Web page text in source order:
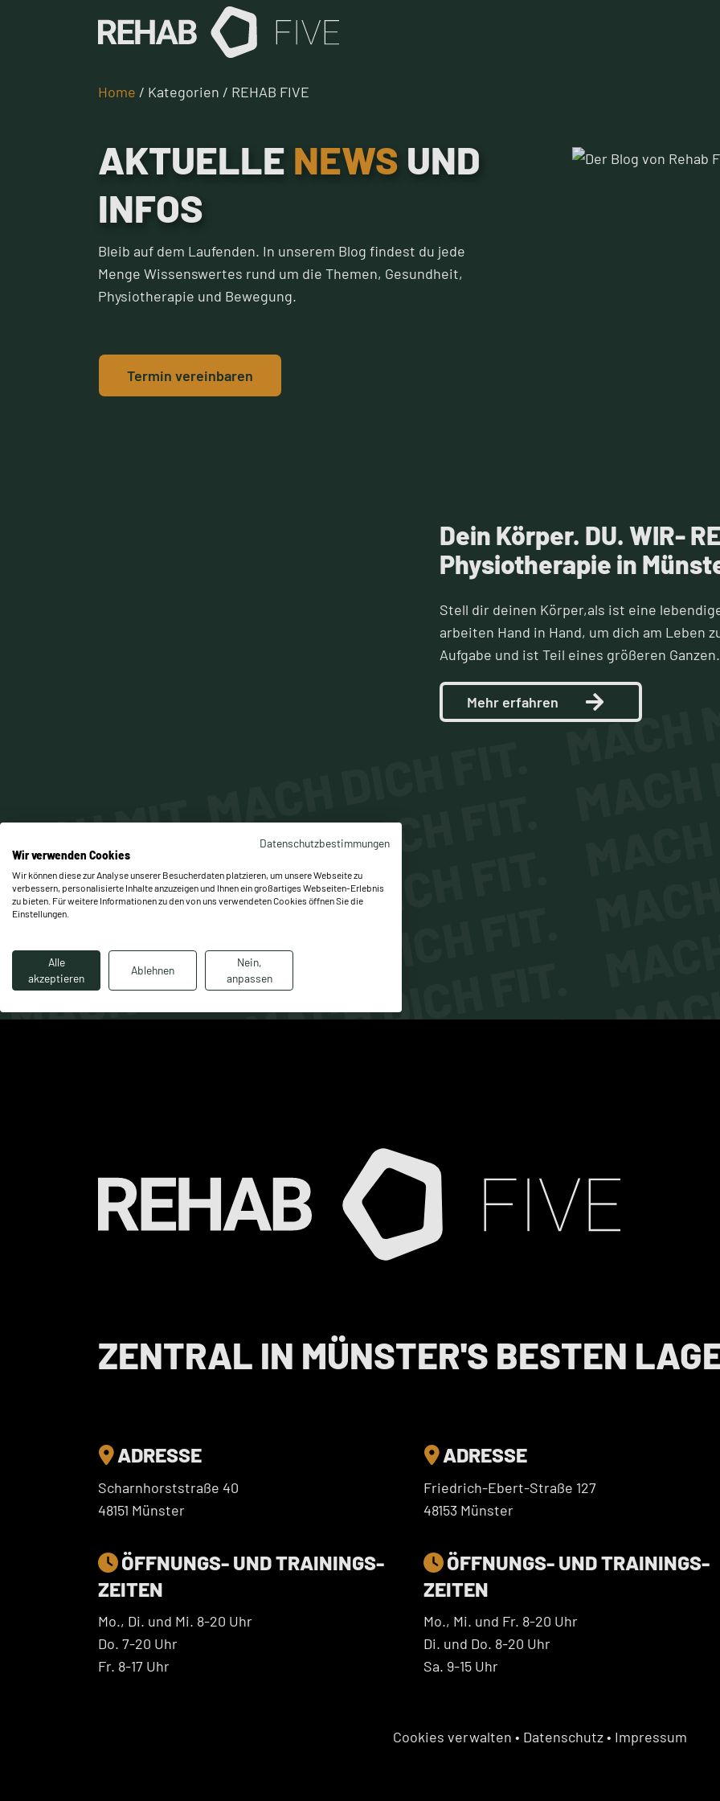
Home / Kategorien / REHAB FIVE
AKTUELLE NEWS UND
INFOS
Bleib auf dem Laufenden. In unserem Blog findest du jede
Menge Wissenswertes rund um die Themen, Gesundheit,
Physiotherapie und Bewegung.
Termin vereinbaren
Dein Körper. DU. WIR-
Physiotherapie in
Stell dir deinen Körper,als ist eine
arbeiten Hand in Hand, um dich am Leben
Aufgabe und ist Teil eines größeren Ganzen.
Mehr erfahren
MIT. MACH DICH FIT.
MACH
MIT. MACH DICH FIT.
MIT. MACH DICH FIT.
MACH MIT. MACH DICH FIT.
MACH MIT. MACH DICH FIT.
ZENTRAL IN MÜNSTER'S BESTEN
 ADRESSE
Scharnhorststraße 40
48151 Münster
 ADRESSE
Friedrich-Ebert-Straße 127
48153 Münster
ÖFFNUNGS- UND TRAININGS­
ZEITEN
Mo., Di. und Mi. 8-20 Uhr
Do. 7-20 Uhr
Fr. 8-17 Uhr
ÖFFNUNGS- UND TRAININGS­
ZEITEN
Mo., Mi. und Fr. 8-20 Uhr
Di. und Do. 8-20 Uhr
Sa. 9-15 Uhr
Cookies verwalten • Datenschutz• Impressum
Datenschutzbestimmungen
Wir verwenden Cookies
Wir können diese zur Analyse unserer Besucherdaten platzieren, um unsere Webseite zu
verbessern, personalisierte Inhalte anzuzeigen und Ihnen ein großartiges Webseiten-Erlebnis
zu bieten. Für weitere Informationen zu den von uns verwendeten Cookies öffnen Sie die
Einstellungen.
Alle
akzeptieren
Ablehnen
Nein,
anpassen